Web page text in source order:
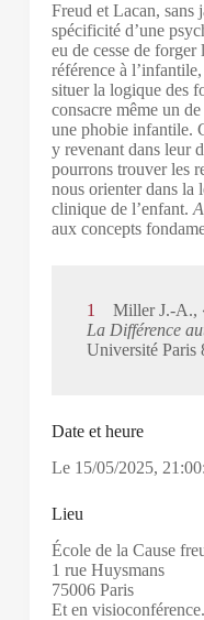
Freud et Lacan, sans
spécificité d’une
eu de cesse de forger
référence à
situer la logique des
consacre même un
une phobie infantile.
y revenant dans leur
pourrons trouver les
nous orienter dans la
clinique de l’enfant.
aux concepts
1 Miller J.-A.,
La Différence
Université Paris
Date et heure
Le 15/05/2025,
Lieu
École de la Cause
1 rue Huysmans
75006 Paris
Et en visioconférence.